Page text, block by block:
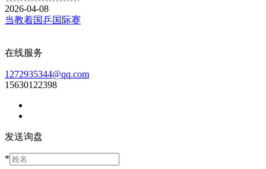
2026-04-08
当教着国乒国际赛
在线服务
1272935344@qq.com
15630122398
发送询盘
*